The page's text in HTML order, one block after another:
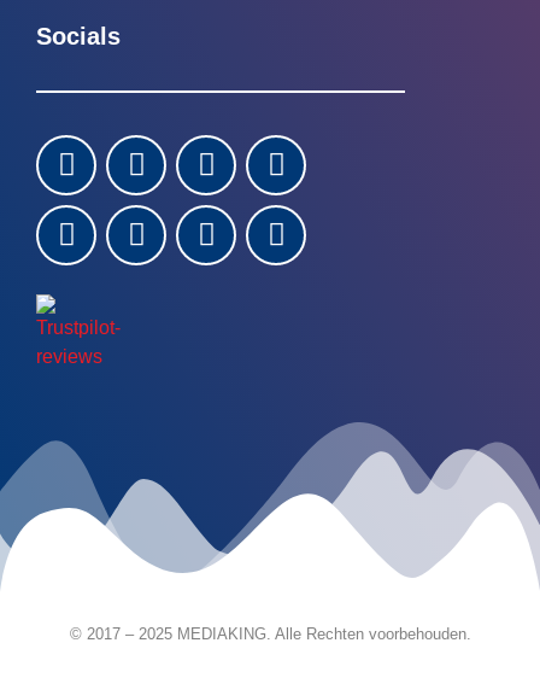
Socials
© 2017 – 2025 MEDIAKING. Alle Rechten voorbehouden.